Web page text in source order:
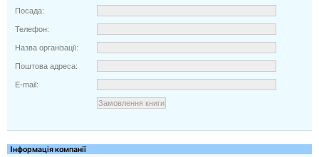
Посада:
Телефон:
Назва організації:
Поштова адреса:
E-mail:
Iнформація компанії